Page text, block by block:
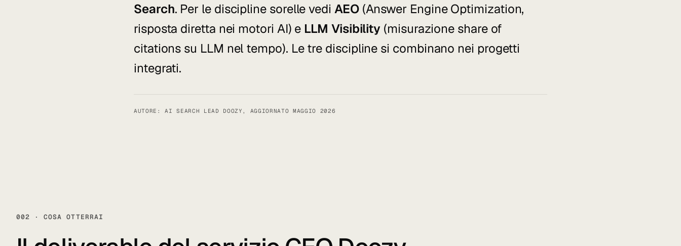
Search. Per le discipline sorelle vedi AEO(Answer Engine Optimization,
risposta diretta nei motori AI) e LLM Visibility (misurazione share of
citations su LLM nel tempo). Le tre discipline si combinano nei progetti
integrati.
AUTORE: AI SEARCH LEAD DOOZY, AGGIORNATO MAGGIO 2026
002 · COSA OTTERRAI